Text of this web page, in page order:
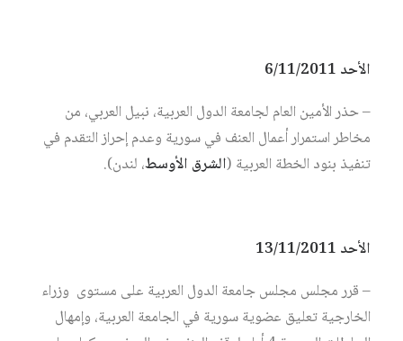
الأحد 6/11/2011
– حذر الأمين العام لجامعة الدول العربية، نبيل العربي، من
مخاطر استمرار أعمال العنف في سورية وعدم إحراز التقدم في
تنفيذ بنود الخطة العربية (الشرق الأوسط، لندن).
الأحد 13/11/2011
– قرر مجلس مجلس جامعة الدول العربية على مستوى وزراء
الخارجية تعليق عضوية سورية في الجامعة العربية، وإمهال